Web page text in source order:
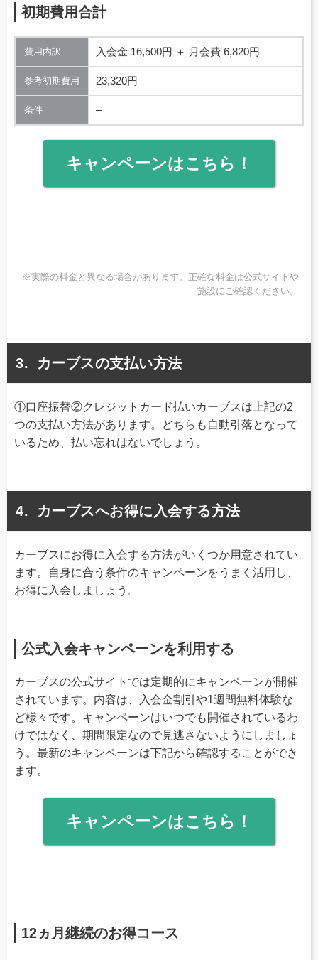
初期費用合計
費用内訳 入会金 16,500円 ＋ 月会費 6,820円
参考初期費用 23,320円
条件 –
キャンペーンはこちら！
※実際の料金と異なる場合があります。正確な料金は公式サイトや
施設にご確認ください。
カーブスの支払い方法
①口座振替②クレジットカード払いカーブスは上記の2
つの支払い方法があります。どちらも自動引落となって
いるため、払い忘れはないでしょう。
カーブスへお得に入会する方法
カーブスにお得に入会する方法がいくつか用意されてい
ます。自身に合う条件のキャンペーンをうまく活用し、
お得に入会しましょう。
公式入会キャンペーンを利用する
カーブスの公式サイトでは定期的にキャンペーンが開催
されています。内容は、入会金割引や1週間無料体験な
ど様々です。キャンペーンはいつでも開催されているわ
けではなく、期間限定なので見逃さないようにしましょ
う。最新のキャンペーンは下記から確認することができ
ます。
キャンペーンはこちら！
12ヵ月継続のお得コース